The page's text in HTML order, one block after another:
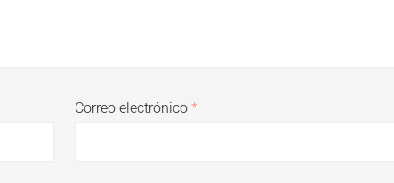
Correo electrónico*